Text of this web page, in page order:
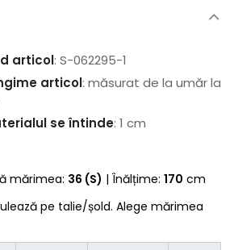
articol: S-062295-1
articol: măsurat de la umăr la
se întinde: 1 cm
mărimea: 36 (S) | Înălțime: 170 cm
pe talie/șold. Alege mărimea